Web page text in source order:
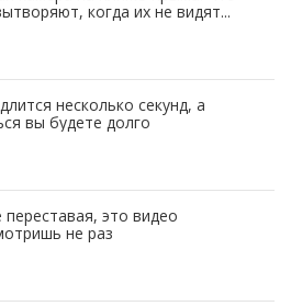
когда их не видят...
несколько секунд, а
вы будете долго
переставая, это видео
не раз